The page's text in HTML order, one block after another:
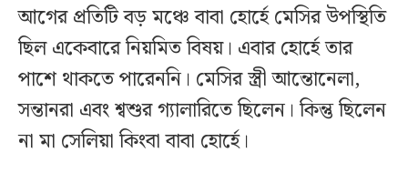
আগের প্রতিটি বড় মঞ্চে বাবা হোর্হে মেসির উপস্থিতি
ছিল একেবারে নিয়মিত বিষয়। এবার হোর্হে তার
পাশে থাকতে পারেননি। মেসির স্ত্রী আন্তোনেলা,
সন্তানরা এবং শ্বশুর গ্যালারিতে ছিলেন। কিন্তু ছিলেন
না মা সেলিয়া কিংবা বাবা হোর্হে।